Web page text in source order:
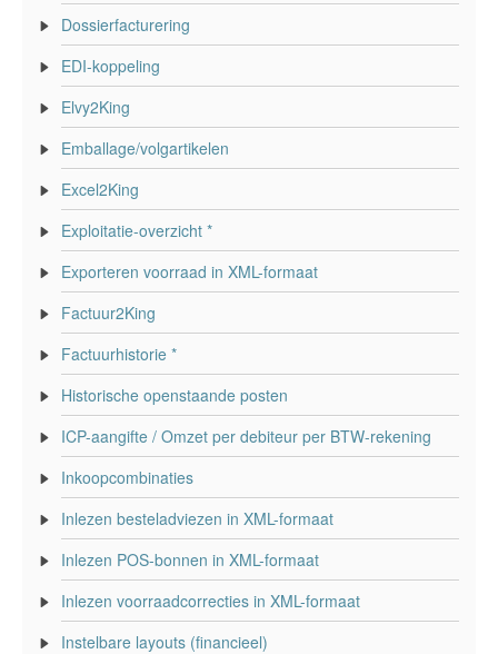
Dossierfacturering
EDI-koppeling
Elvy2King
Emballage/volgartikelen
Excel2King
Exploitatie-overzicht *
Exporteren voorraad in XML-formaat
Factuur2King
Factuurhistorie *
Historische openstaande posten
ICP-aangifte / Omzet per debiteur per BTW-rekening
Inkoopcombinaties
Inlezen besteladviezen in XML-formaat
Inlezen POS-bonnen in XML-formaat
Inlezen voorraadcorrecties in XML-formaat
Instelbare layouts (financieel)